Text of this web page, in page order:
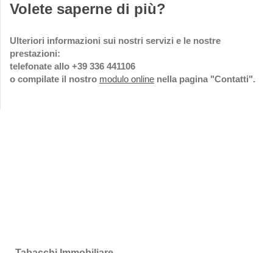
Volete saperne di più?
Ulteriori informazioni sui nostri servizi e le nostre
prestazioni:
telefonate allo +39 336 441106
o compilate il nostro modulo online nella pagina "Contatti".